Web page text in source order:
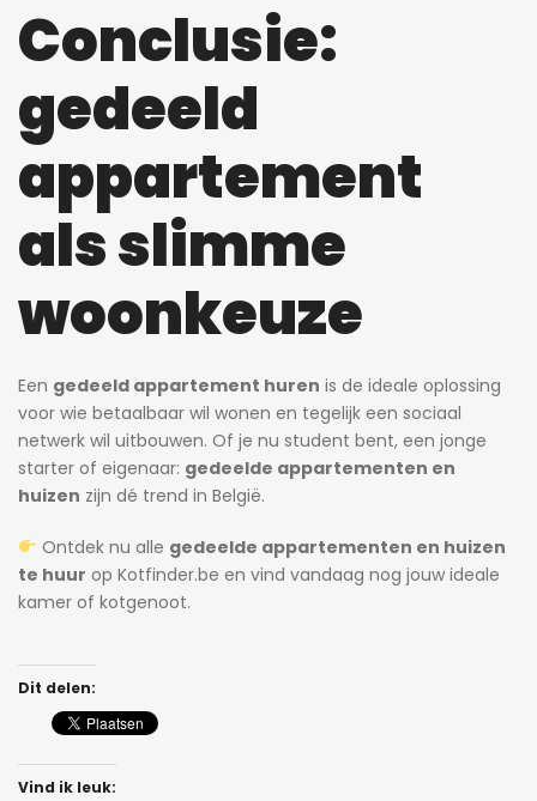
Conclusie:
gedeeld
appartement
als slimme
woonkeuze
Een gedeeld appartement huren is de ideale oplossing
voor wie betaalbaar wil wonen en tegelijk een sociaal
netwerk wil uitbouwen. Of je nu student bent, een jonge
starter of eigenaar: gedeelde appartementen en
huizen zijn dé trend in België.
Ontdek nu alle gedeelde appartementen en huizen
te huur op Kotfinder.be en vind vandaag nog jouw ideale
kamer of kotgenoot.
Dit delen:
Vind ik leuk: